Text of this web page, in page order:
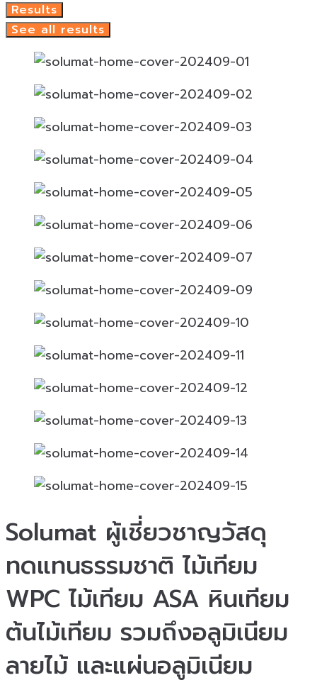
Results
See all results
Solumat ผู้เชี่ยวชาญวัสดุ
ทดแทนธรรมชาติ ไม้เทียม
WPC ไม้เทียม ASA หินเทียม
ต้นไม้เทียม รวมถึงอลูมิเนียม
ลายไม้ และแผ่นอลูมิเนียม